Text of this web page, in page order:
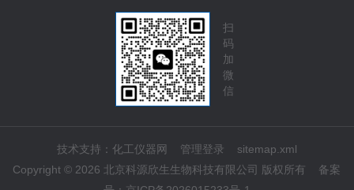
扫
码
加
微
信
技术支持： 化工仪器网 管理登录
sitemap.xml
Copyright © 2026 北京科源欣生生物科技有限公司 版权所有 备案